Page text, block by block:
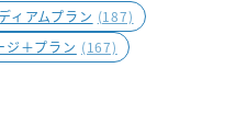
ィアムプラン (187)
ジ＋プラン (167)